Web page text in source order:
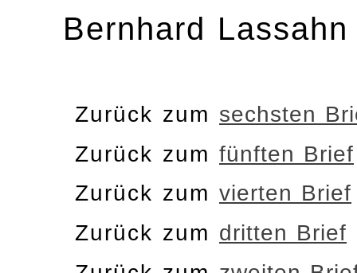
Bernhard Lassahn
Zurück zum sechsten
Zurück zum fünften Brief
Zurück zum vierten Brief
Zurück zum dritten Brief